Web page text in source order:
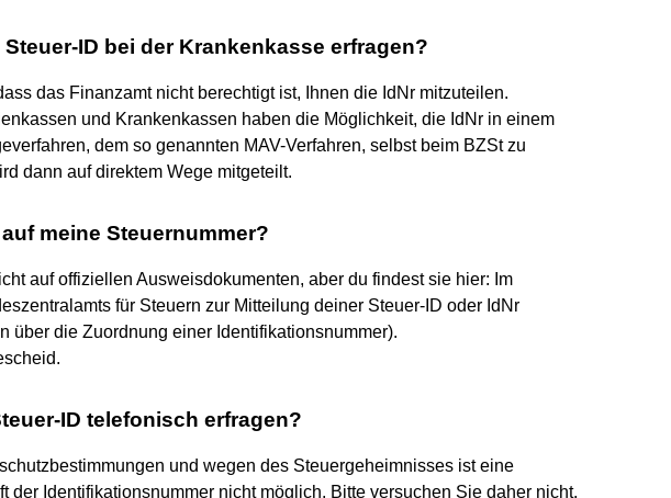
ID bei der Krankenkasse erfragen?
das Finanzamt nicht berechtigt ist, Ihnen die IdNr mitzuteilen.
und Krankenkassen haben die Möglichkeit, die IdNr in einem
dem so genannten MAV-Verfahren, selbst beim BZSt zu
dann auf direktem Wege mitgeteilt.
meine Steuernummer?
auf offiziellen Ausweisdokumenten, aber du findest sie hier: Im
für Steuern zur Mitteilung deiner Steuer-ID oder IdNr
über die Zuordnung einer Identifikationsnummer).
ID telefonisch erfragen?
und wegen des Steuergeheimnisses ist eine
der Identifikationsnummer nicht möglich. Bitte versuchen Sie daher nicht,